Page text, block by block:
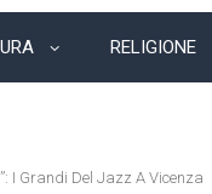
RELIGIONE
I Grandi Del Jazz A Vicenza